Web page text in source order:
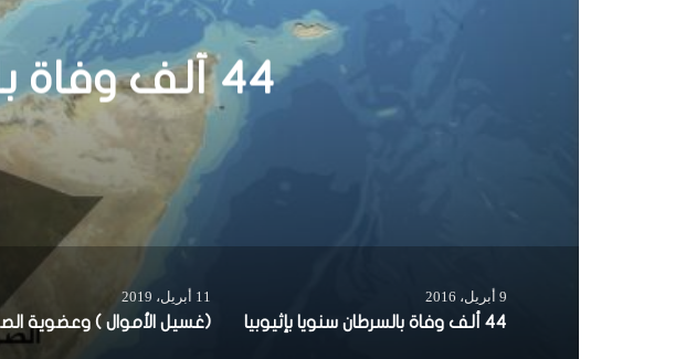
44 ألف وفاة بالسرطان سنويا بإثيوبيا
9 أبريل، 2016
44 ألف وفاة بالسرطان سنويا بإثيوبيا
11 أبريل، 2019